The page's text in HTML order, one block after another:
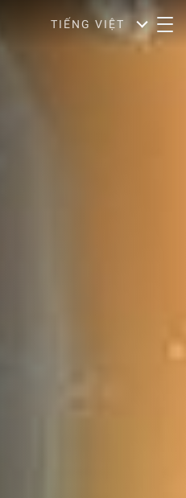
TIẾNG VIỆT